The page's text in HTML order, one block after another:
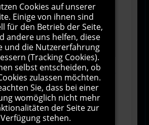
1000Zeichen übrig
Allgemeinen
zu.
Cookies auf unserer
Einige von ihnen sind
für den Betrieb der Seite,
andere uns helfen, diese
und die Nutzererfahrung
(Tracking Cookies).
selbst entscheiden, ob
zulassen möchten.
Sie, dass bei einer
womöglich nicht mehr
der Seite zur
Verfügung stehen.